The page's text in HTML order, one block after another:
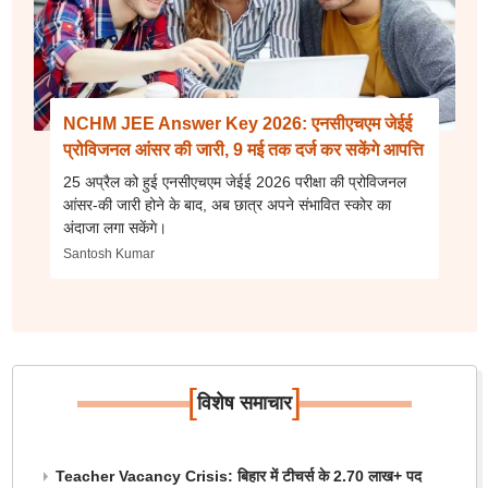
NCHM JEE Answer Key 2026: एनसीएचएम जेईई
प्रोविजनल आंसर की जारी, 9 मई तक दर्ज कर सकेंगे आपत्ति
25 अप्रैल को हुई एनसीएचएम जेईई 2026 परीक्षा की प्रोविजनल
आंसर-की जारी होने के बाद, अब छात्र अपने संभावित स्कोर का
अंदाजा लगा सकेंगे।
Santosh Kumar
[विशेष समाचार]
Teacher Vacancy Crisis: बिहार में टीचर्स के 2.70 लाख+ पद